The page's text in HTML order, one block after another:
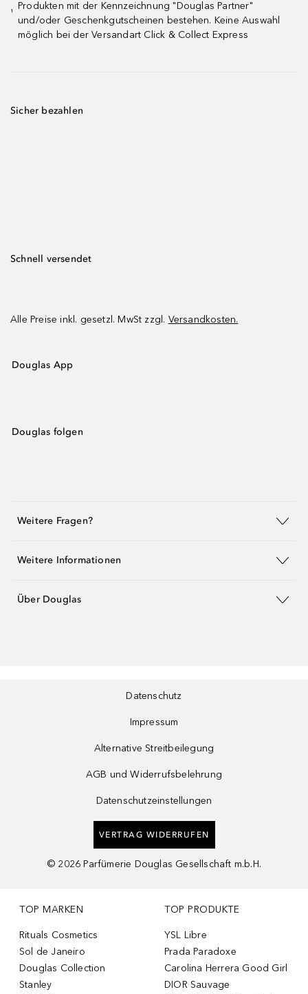
¹
Produkten mit der Kennzeichnung "Douglas Partner"
und/oder Geschenkgutscheinen bestehen. Keine Auswahl
möglich bei der Versandart Click & Collect Express
Sicher bezahlen
Schnell versendet
Alle Preise inkl. gesetzl. MwSt zzgl. Versandkosten.
Douglas App
Douglas folgen
Weitere Fragen?
Weitere Informationen
Über Douglas
Datenschutz
Impressum
Alternative Streitbeilegung
AGB und Widerrufsbelehrung
Datenschutzeinstellungen
VERTRAG WIDERRUFEN
© 2026 Parfümerie Douglas Gesellschaft m.b.H.
TOP MARKEN
Rituals Cosmetics
Sol de Janeiro
Douglas Collection
Stanley
TOP PRODUKTE
YSL Libre
Prada Paradoxe
Carolina Herrera Good Girl
DIOR Sauvage